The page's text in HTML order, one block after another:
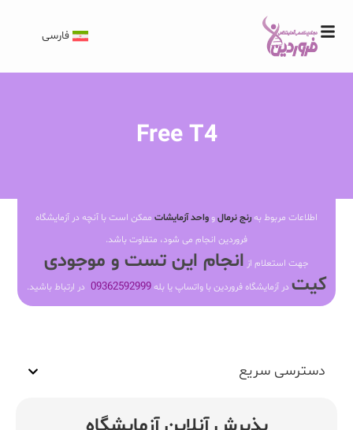
فارسی
Free T4
اطلاعات مربوط بهرنج نرمالو واحد آزمایشات ممکن است با آنچه در آزمایشگاه
فروردین انجام می شود، متفاوت باشد.
جهت استعلام از انجام این تست و موجودی
کیت در آزمایشگاه فروردین با واتساپ یا بله09362592999 در ارتباط باشید.
دسترسی سریع